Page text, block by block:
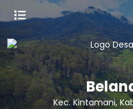
Kec. Kintamani,